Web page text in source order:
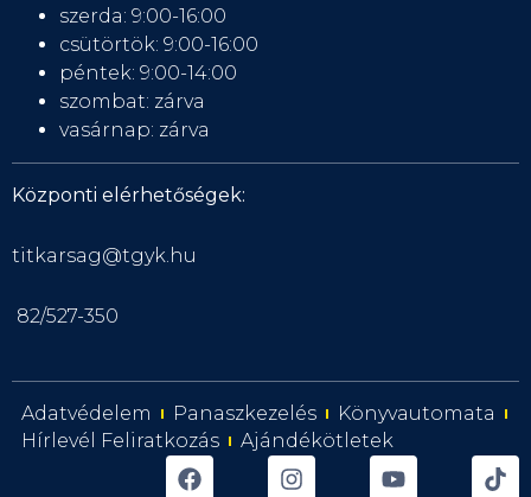
szerda: 9:00-16:00
csütörtök: 9:00-16:00
péntek: 9:00-14:00
szombat: zárva
vasárnap: zárva
Központi elérhetőségek:
titkarsag@tgyk.hu
82/527-350
Adatvédelem Panaszkezelés
Könyvautomata
Hírlevél Feliratkozás
Ajándékötletek